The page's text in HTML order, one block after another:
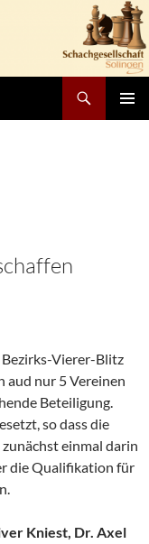
Vierer-Blitz
aud nur 5 Vereinen
Beteiligung.
so dass die
einmal darin
die Qualifikation für
Kniest, Dr. Axel